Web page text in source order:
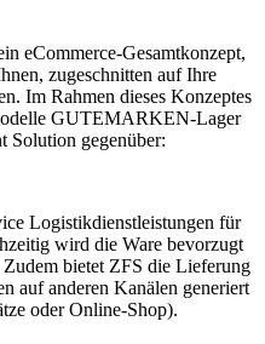
eCommerce-Gesamtkonzept,
zugeschnitten auf Ihre
Im Rahmen dieses Konzeptes
GUTEMARKEN-Lager
Solution gegenüber:
Logistikdienstleistungen für
wird die Ware bevorzugt
bietet ZFS die Lieferung
auf anderen Kanälen generiert
oder Online-Shop).